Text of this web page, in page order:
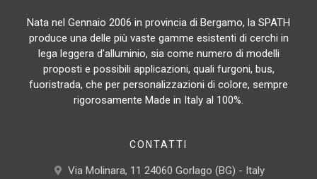
Nata nel Gennaio 2006 in provincia di Bergamo, la SPATH
produce una delle più vaste gamme esistenti di cerchi in
lega leggera d’alluminio, sia come numero di modelli
proposti e possibili applicazioni, quali furgoni, bus,
fuoristrada, che per personalizzazioni di colore, sempre
rigorosamente Made in Italy al 100%.
CONTATTI
Via Molinara, 11 24060 Gorlago (BG) - Italy